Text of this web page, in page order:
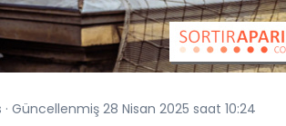
Güncellenmiş 28 Nisan 2025 saat 10:24